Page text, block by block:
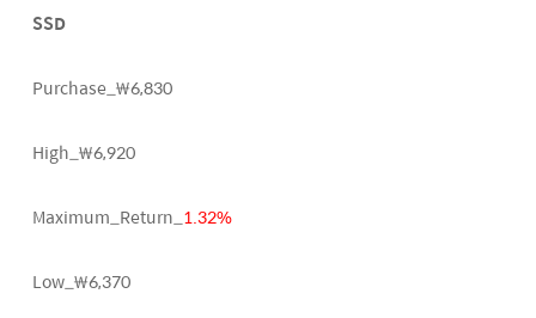
SSD
Purchase_₩6,830
High_₩6,920
Maximum_Return_ 1.32%
Low_₩6,370